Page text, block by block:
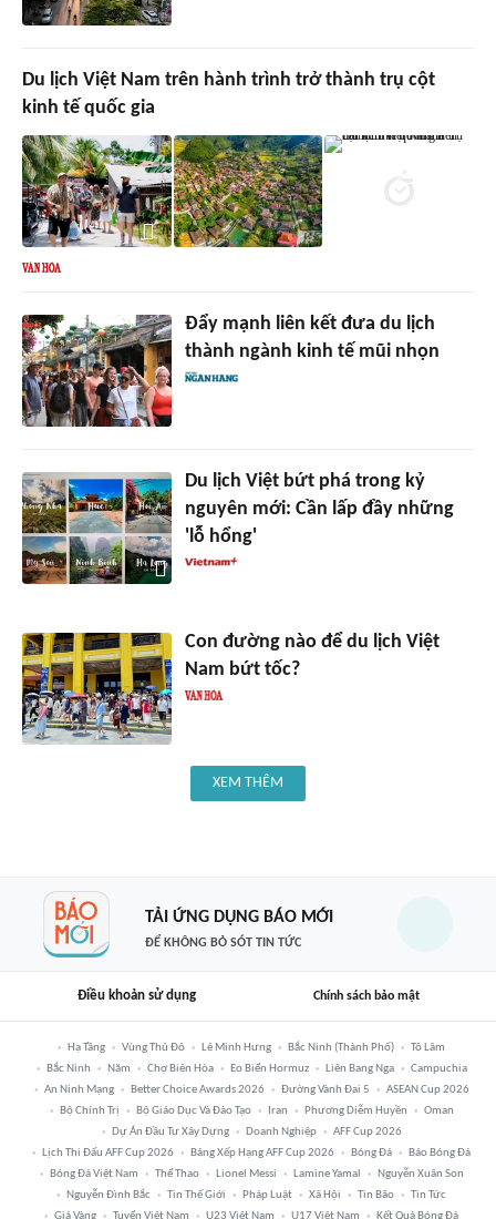
Du lịch Việt Nam trên hành trình trở thành trụ cột
kinh tế quốc gia
Đẩy mạnh liên kết đưa du lịch
thành ngành kinh tế mũi nhọn
Du lịch Việt bứt phá trong kỷ
nguyên mới: Cần lấp đầy những
'lỗ hổng'
Con đường nào để du lịch Việt
Nam bứt tốc?
XEM THÊM
TẢI ỨNG DỤNG BÁO MỚI
ĐỂ KHÔNG BỎ SÓT TIN TỨC
Điều khoản sử dụng Chính sách bảo mật
Hạ Tầng Vùng Thủ Đô Lê Minh Hưng Bắc Ninh (thành Phố)
Tô Lâm
Bắc Ninh
Năm Chợ Biên Hòa Eo Biển Hormuz Liên Bang Nga
Campuchia
An Ninh Mạng
Better Choice Awards 2026 Đường Vành Đai 5
ASEAN Cup 2026
Bộ Chính Trị
Bộ Giáo Dục Và Đào Tạo Iran Phương Diễm Huyền
Oman
Dự Án Đầu Tư Xây Dựng
Doanh Nghiệp
AFF Cup 2026
Lịch Thi Đấu AFF Cup 2026
Bảng Xếp Hạng AFF Cup 2026 Bóng Đá
Báo Bóng Đá
Bóng Đá Việt Nam
Thể Thao Lionel Messi Lamine Yamal
Nguyễn Xuân Son
Nguyễn Đình Bắc
Tin Thế Giới Pháp Luật Xã Hội Tin Bão
Tin Tức
Giá Vàng
Tuyển Việt Nam U23 Việt Nam U17 Việt Nam Kết Quả Bóng Đá